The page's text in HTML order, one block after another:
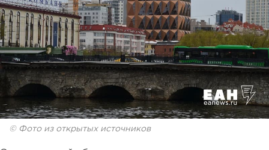
© Фото из открытых источников